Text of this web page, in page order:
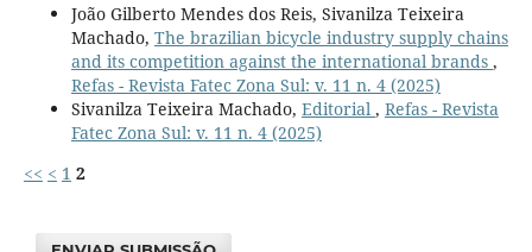
João Gilberto Mendes dos Reis, Sivanilza Teixeira
Machado, The brazilian bicycle industry supply chains
and its competition against the international brands ,
Refas - Revista Fatec Zona Sul: v. 11 n. 4 (2025)
Sivanilza Teixeira Machado, Editorial , Refas - Revista
Fatec Zona Sul: v. 11 n. 4 (2025)
<< < 1 2